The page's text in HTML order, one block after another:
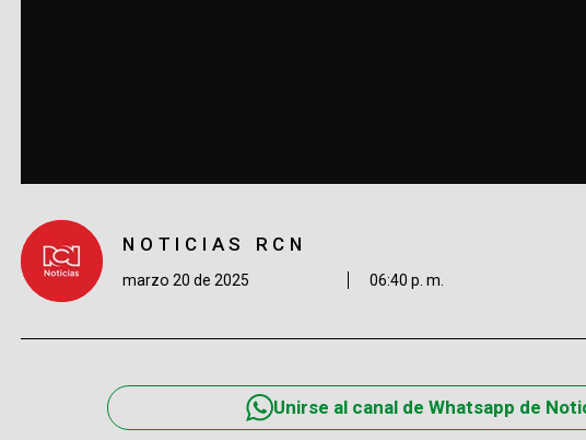
NOTICIAS RCN
marzo 20 de 2025 06:40 p. m.
Unirse al canal de Whatsapp de